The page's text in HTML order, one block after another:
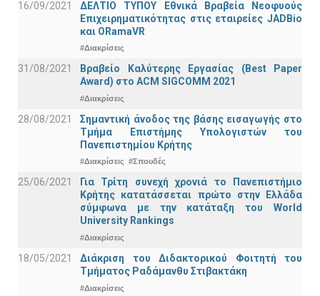
16/09/2021
ΔΕΛΤΙΟ ΤΥΠΟΥ Εθνικά Βραβεία Νεοφυούς
Επιχειρηματικότητας στις εταιρείες JADBio
και ORamaVR
#Διακρίσεις
31/08/2021
Βραβείο Καλύτερης Εργασίας (Best Paper
Award) στο ACM SIGCOMM 2021
#Διακρίσεις
28/08/2021
Σημαντική άνοδος της βάσης εισαγωγής στο
Τμήμα Επιστήμης Υπολογιστών του
Πανεπιστημίου Κρήτης
#Διακρίσεις #Σπουδές
25/06/2021
Για Τρίτη συνεχή χρονιά το Πανεπιστήμιο
Κρήτης κατατάσσεται πρώτο στην Ελλάδα
σύμφωνα με την κατάταξη του World
University Rankings
#Διακρίσεις
18/05/2021
Διάκριση του Διδακτορικού Φοιτητή του
Τμήματος Ραδάμανθυ Στιβακτάκη
#Διακρίσεις